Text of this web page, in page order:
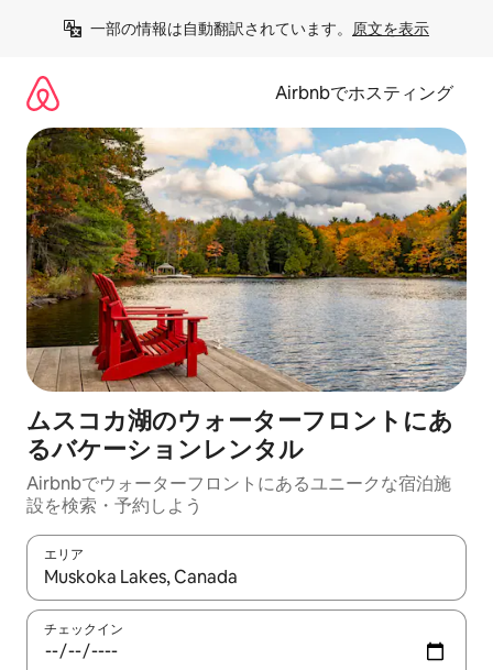
一部の情報は自動翻訳されています。 原文を表示
Airbnbでホスティング
ムスコカ湖のウォーターフロントにあ
るバケーションレンタル
Airbnbでウォーターフロントにあるユニークな宿泊施
設を検索・予約しよう
エリア
検索結果が表示されたら、上下の矢印キーを使って移動するか
チェックイン